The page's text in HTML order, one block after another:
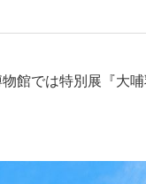
館では特別展『大哺